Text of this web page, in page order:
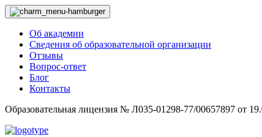
Об академии
Сведения об образовательной организации
Отзывы
Вопрос-ответ
Блог
Контакты
Образовательная лицензия № Л035-01298-77/00657897 от